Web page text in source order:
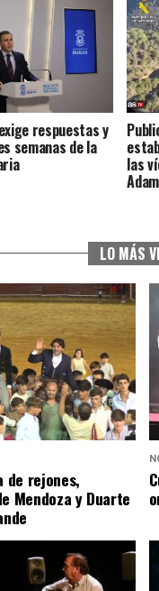
respuestas y
semanas de la
las
LO MÁS
de rejones,
Mendoza y Duarte